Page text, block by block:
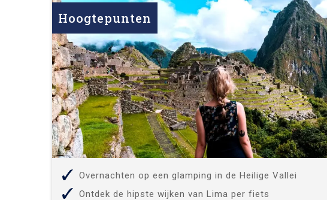
Hoogtepunten
Overnachten op een glamping in de Heilige Vallei
Ontdek de hipste wijken van Lima per fiets